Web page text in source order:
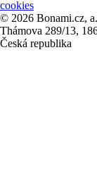
cookies
© 2026 Bonami.cz,
Thámova 289/13,
Česká republika